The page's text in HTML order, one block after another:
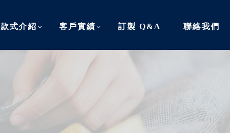
款式介紹 客戶實績 訂製 Q&A 聯絡我們